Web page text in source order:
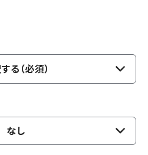
る（必須）
なし